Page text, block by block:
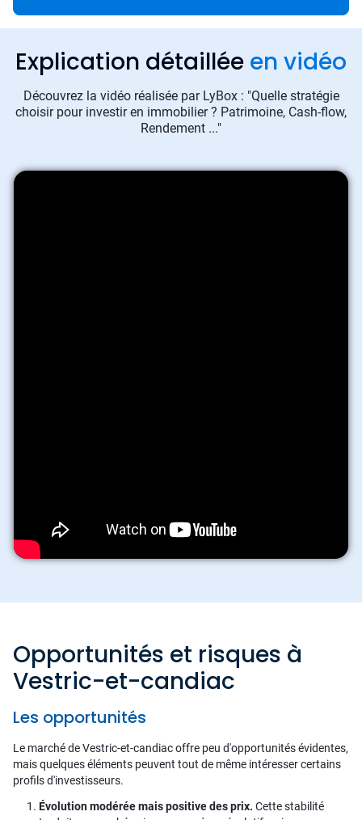
Explication détaillée en vidéo
Découvrez la vidéo réalisée par LyBox : "Quelle stratégie
choisir pour investir en immobilier ? Patrimoine, Cash-flow,
Rendement ..."
Opportunités et risques à
Vestric-et-candiac
Les opportunités
Le marché de Vestric-et-candiac offre peu d'opportunités évidentes,
mais quelques éléments peuvent tout de même intéresser certains
profils d'investisseurs.
Évolution modérée mais positive des prix. Cette stabilité